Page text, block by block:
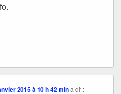
2015 à 10 h 42 min a dit :